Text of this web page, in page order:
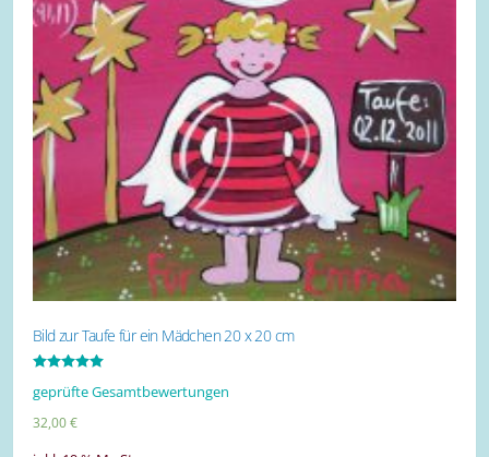
Bild zur Taufe für ein Mädchen 20 x 20 cm
5.00
geprüfte Gesamtbewertungen
32,00€